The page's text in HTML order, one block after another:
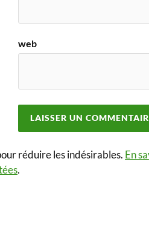
web
réduire les indésirables. En
.